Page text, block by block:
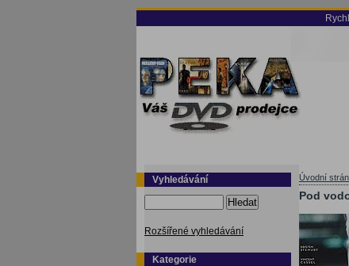
Vyhledávání
Hledat
Rozšířené vyhledávání
Kategorie
Úvodní
Pod